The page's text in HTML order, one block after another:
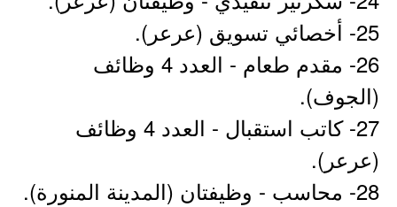
25- أخصائي تسويق (عرعر).
26- مقدم طعام - العدد 4 وظائف
(الجوف).
27- كاتب استقبال - العدد 4 وظائف
(عرعر).
28- محاسب - وظيفتان (المدينة المنورة).